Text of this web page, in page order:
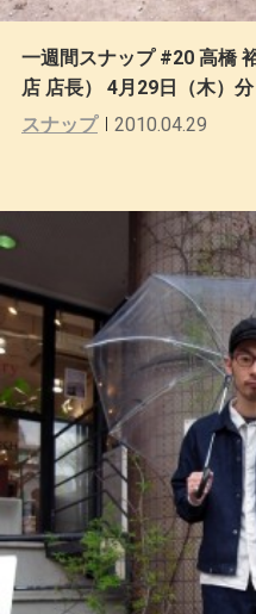
一週間スナップ #20 高橋
店 店長） 4月29日（木）分
スナップ
2010.04.29